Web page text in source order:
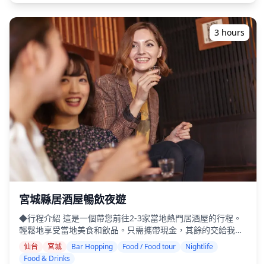
本酒和精釀啤酒，同時了解當地文化 ・體驗當地夜生活場所的
溫馨氛圍 ◆費用包含 ・在3個場地各享用2杯飲品（總共6杯）
・晚餐：包括海鮮在內的當地菜餚 ・與當地導遊一同走訪3個
地點——從美食攤位、居酒屋或酒吧中選擇 ◆費用不包含 ・
飯店接送 ・小費 ・交通費用 ・旅遊費用中未包含的額外飲料
或餐點 ・個人開銷或購物 ◆其他資訊 ・此行程最多可容納8位
參與者。 ・兒童必須由成人陪同。 ・僅向20歲及以上的參與
者提供酒精飲品（日本的法定飲酒年齡）。 ・請注意，餐點是
在與Holiday Travel分開的廚房準備的，因此我們無法保證無
過敏餐點或滿足飲食限制。 ◆釧路、根室和阿寒地區 – 當地美
食與夜生活 釧路、根室和阿寒地區盛產新鮮海鮮和獨特的當地
菜餚。釧路是爐端燒的發源地，也以釧路拉麵和スパカツ（豬
排義大利麵）而聞名。根室以花咲蟹、秋刀魚和當地B級美食
エスカロップ（牛肉焗飯）而聞名。在阿寒，您可以享用公魚
（西太公魚）料理和傳統的愛奴料理。 在夜生活方面，釧路的
末廣町是道東最大的娛樂區，擁有數百家居酒屋、酒吧和小吃
店。在根室，車站附近的小居酒屋在舒適的氛圍中提供新鮮的
時令海鮮。在阿寒，溫泉小鎮遍布居酒屋和小吃店，遊客可以
在住宿期間享受輕鬆的當地夜生活體驗。 ![]
(https://assets.hldycdn.com/e3665200-fb44-4426-a8ee-
db9b664be69b.jpeg?w=1200&h=800&fit=crop&q=80) ![]
(https://assets.hldycdn.com/c2320bfa-0954-4b71-9e36-
3 hours
宮城縣居酒屋暢飲夜遊
◆行程介紹 這是一個帶您前往2-3家當地熱門居酒屋的行程。
輕鬆地享受當地美食和飲品。只需攜帶現金，其餘的交給我
們。讓我們一起分享難忘的當地體驗！ ・選擇您喜歡的區域：
宮城縣內您想去的區域（本行程不涵蓋宮城縣內所有區域） ・
仙台 宮城 Bar Hopping Food / Food tour
Nightlife
Food & Drinks